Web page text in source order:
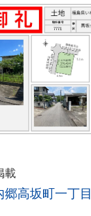
載
高坂町一丁目